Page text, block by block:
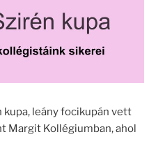
leány focikupán vett
Margit Kollégiumban, ahol